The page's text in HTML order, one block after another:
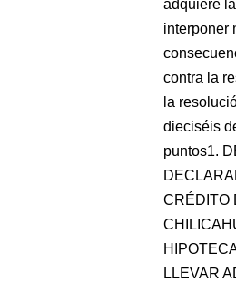
adquiere
interponer
contra la
la
dieciséis
puntos1.
CRÉDITO
LLEVAR